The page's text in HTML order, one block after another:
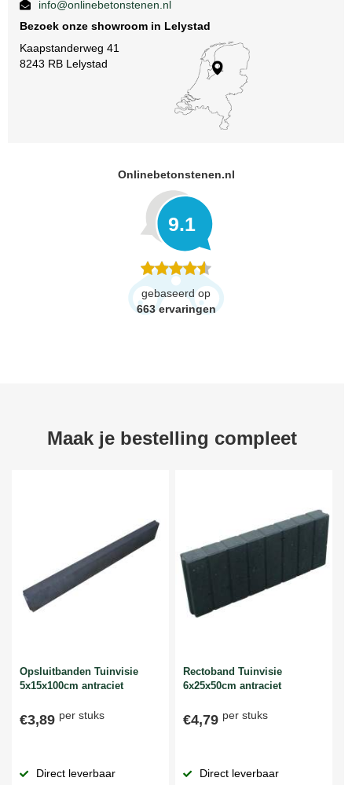
info@onlinebetonstenen.nl
Bezoek onze showroom in Lelystad
Kaapstanderweg 41
8243 RB Lelystad
Onlinebetonstenen.nl
9.1
gebaseerd op
663 ervaringen
Maak je bestelling compleet
Opsluitbanden Tuinvisie
5x15x100cm antraciet
€3,89 per stuks
Direct leverbaar
Rectoband Tuinvisie
6x25x50cm antraciet
€4,79 per stuks
Direct leverbaar